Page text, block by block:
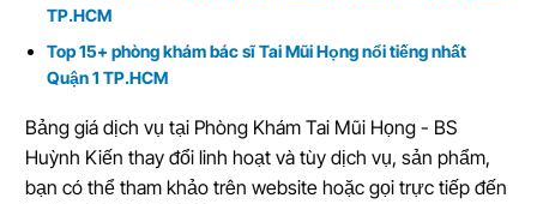
TP.HCM
Top 15+ phòng khám bác sĩ Tai Mũi Họng nổi tiếng nhất
Quận 1 TP.HCM
Bảng giá dịch vụ tại Phòng Khám Tai Mũi Họng - BS
Huỳnh Kiến thay đổi linh hoạt và tùy dịch vụ, sản phẩm,
bạn có thể tham khảo trên website hoặc gọi trực tiếp đến